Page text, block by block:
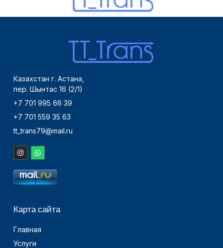
Казахстан г. Астана,
пер. Шынтас 16 (2/1)
+7 701 995 66 39
+7 701 559 35 63
tt_trans79@mail.ru
Карта сайта
Главная
Услуги